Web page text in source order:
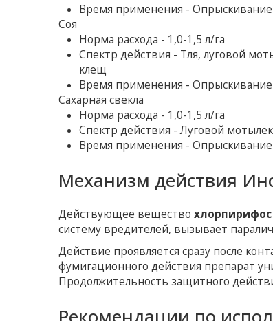
Время применения -
Соя
Норма расхода - 1,0-1,5 л/га
Спектр действия - Тля, луговой
клещ
Время применения -
Сахарная свекла
Норма расхода - 1,0-1,5 л/га
Спектр действия - Луговой
Время применения -
Механизм действия
Действующее веществохлорпирифос
систему вредителей, вызывает
Действие проявляется сразу после
фумигационного действия препарат
Продолжительность защитного